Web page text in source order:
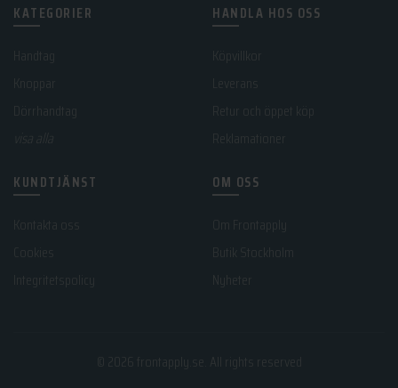
KATEGORIER
Handtag
Dörrhandtag
HANDLA HOS OSS
Retur och öppet köp
Reklamationer
KUNDTJÄNST
Kontakta oss
Integritetspolicy
OM OSS
Om Frontapply
Butik Stockholm
Nyheter
frontapply.se . All rights reserved